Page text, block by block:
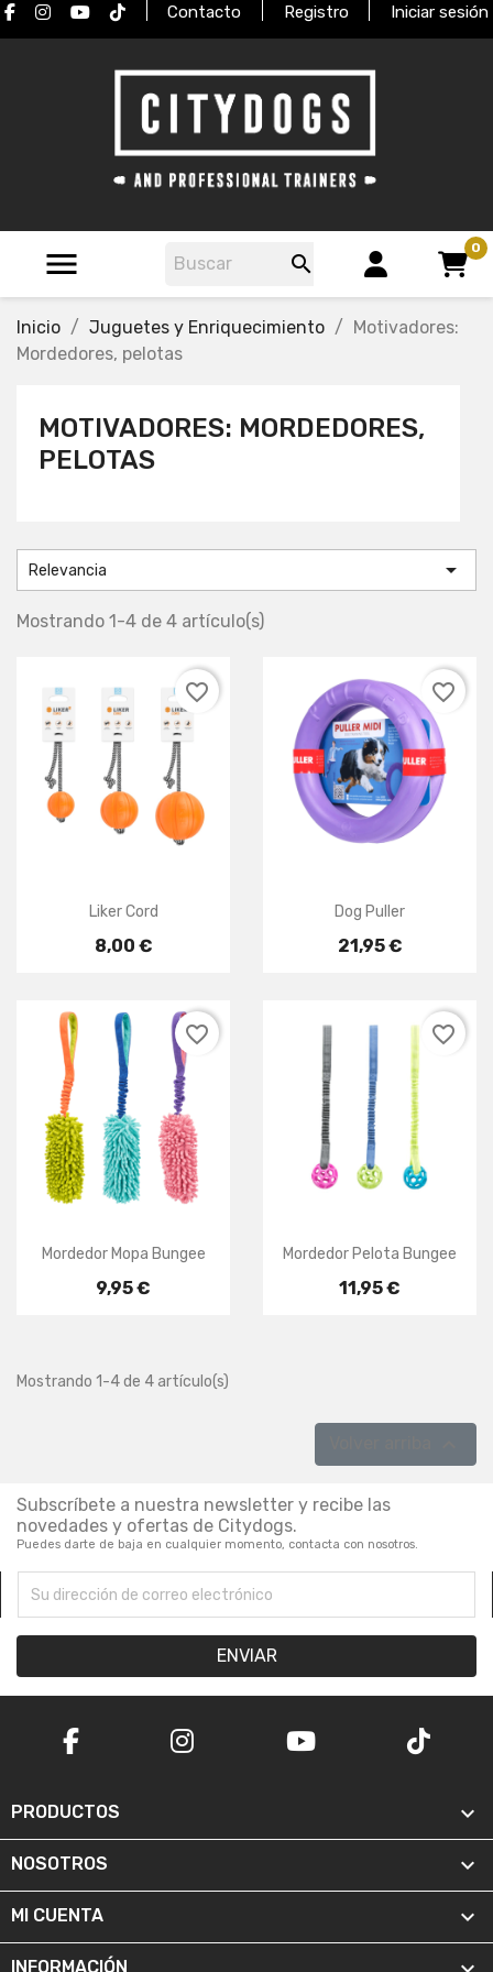
Contacto Registro Iniciar sesión
 
0
Inicio Juguetes y Enriquecimiento
Motivadores:
Mordedores, pelotas
MOTIVADORES: MORDEDORES,
PELOTAS
Relevancia 
Mostrando 1-4 de 4 artículo(s)
Liker Cord
8,00 €
favorite_border
Dog Puller
21,95 €
favorite_border
Mordedor Mopa Bungee
9,95 €
favorite_border
Mordedor Pelota Bungee
11,95 €
favorite_border
Mostrando 1-4 de 4 artículo(s)
Subscríbete a nuestra newsletter y recibe las
novedades y ofertas de Citydogs.
Puedes darte de baja en cualquier momento, contacta con nosotros.
PRODUCTOS 
NOSOTROS 
MI CUENTA 
INFORMACIÓN